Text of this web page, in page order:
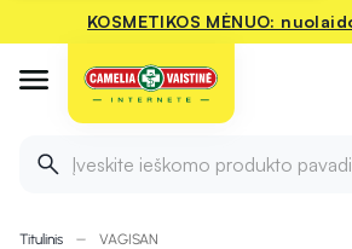
KOSMETIKOS MĖNUO:
Įveskite ieškomo produkto
Titulinis VAGISAN